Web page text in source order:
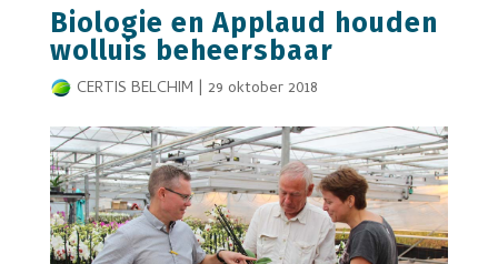
Biologie en Applaud houden
wolluis beheersbaar
CERTIS BELCHIM | 29 oktober 2018